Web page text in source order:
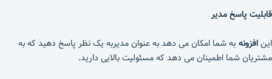
قابلیت پاسخ مدیر
اینافزونه به شما امکان می دهد به عنوان مدیربه یک نظر پاسخ دهید که به
مشتریان شما اطمینان می دهد که مسئولیت بالایی دارید.